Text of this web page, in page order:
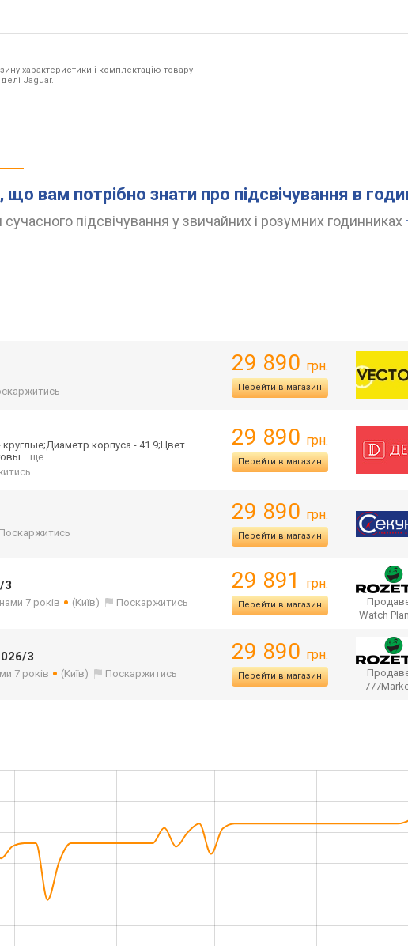
характеристики і комплектацію товару
Jaguar.
що вам потрібно знати про підсвічування в
підсвічування у звичайних і розумних годинниках
29 890 грн.
Перейти в магазин
круглые;Диаметр корпуса - 41.9;Цвет
... ще
29 890 грн.
Перейти в магазин
Поскаржитись
29 890 грн.
Перейти в магазин
3
7 років (Київ) Поскаржитись
29 891 грн.
Перейти в магазин
Watch
3
7 років (Київ) Поскаржитись
29 890 грн.
Перейти в магазин